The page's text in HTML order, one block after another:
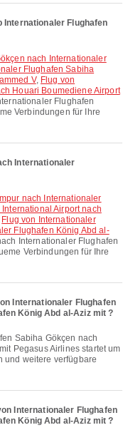
Internationaler Flughafen
Flughafen Sabiha
V, Flug von
Houari Boumediene Airport
Flughafen
Verbindungen für Ihre
Internationaler
Airport nach
Flug von Internationaler
Flughafen König Abd al-
Internationaler Flughafen
Verbindungen für Ihre
Internationaler Flughafen
König Abd al-Aziz mit ?
Pegasus Airlines startet um
und weitere verfügbare
Internationaler Flughafen
König Abd al-Aziz mit ?